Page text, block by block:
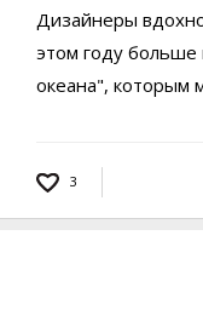
Дизайнеры
этом году больше
океана", которым
3